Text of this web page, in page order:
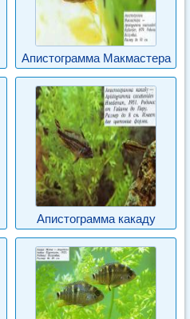
Апистограмма Макмастера
Апистограмма какаду